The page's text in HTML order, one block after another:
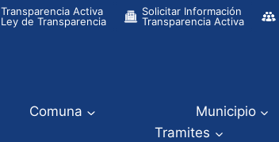
Transparencia Activa
Ley de Transparencia
Solicitar Información
Transparencia Activa
Comuna Municipio
Tramites